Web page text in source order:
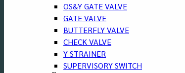
OS&Y GATE VALVE
GATE VALVE
BUTTERFLY VALVE
CHECK VALVE
Y STRAINER
SUPERVISORY SWITCH